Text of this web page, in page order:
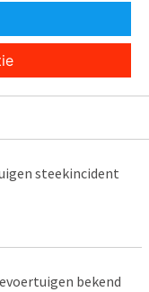
steekincident
bekend